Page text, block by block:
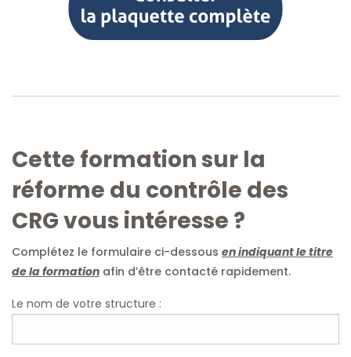
Cette formation sur la
réforme du contrôle des
CRG vous intéresse ?
Complétez le formulaire ci-dessous en indiquant le titre
de la formation afin d’être contacté rapidement.
Le nom de votre structure :